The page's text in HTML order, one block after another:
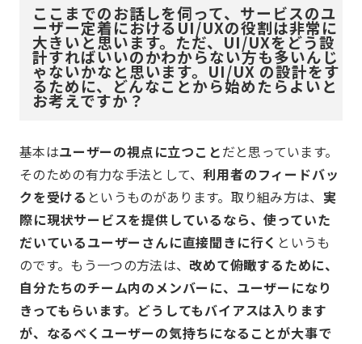
ここまでのお話しを伺って、サービスのユ
ーザー定着におけるUI/UXの役割は非常に
大きいと思います。ただ、UI/UXをどう設
計すればいいのかわからない方も多いんじ
ゃないかなと思います。UI/UX の設計をす
るために、どんなことから始めたらよいと
お考えですか？
基本はユーザーの視点に立つことだと思っています。
そのための有力な手法として、利用者のフィードバッ
クを受ける というものがあります。取り組み方は、 実
際に現状サービスを提供しているなら、使っていた
だいているユーザーさんに直接聞きに行く というも
のです。もう一つの方法は、 改めて俯瞰するために、
自分たちのチーム内のメンバーに、ユーザーになり
きってもらいます。どうしてもバイアスは入ります
が、なるべくユーザーの気持ちになることが大事で